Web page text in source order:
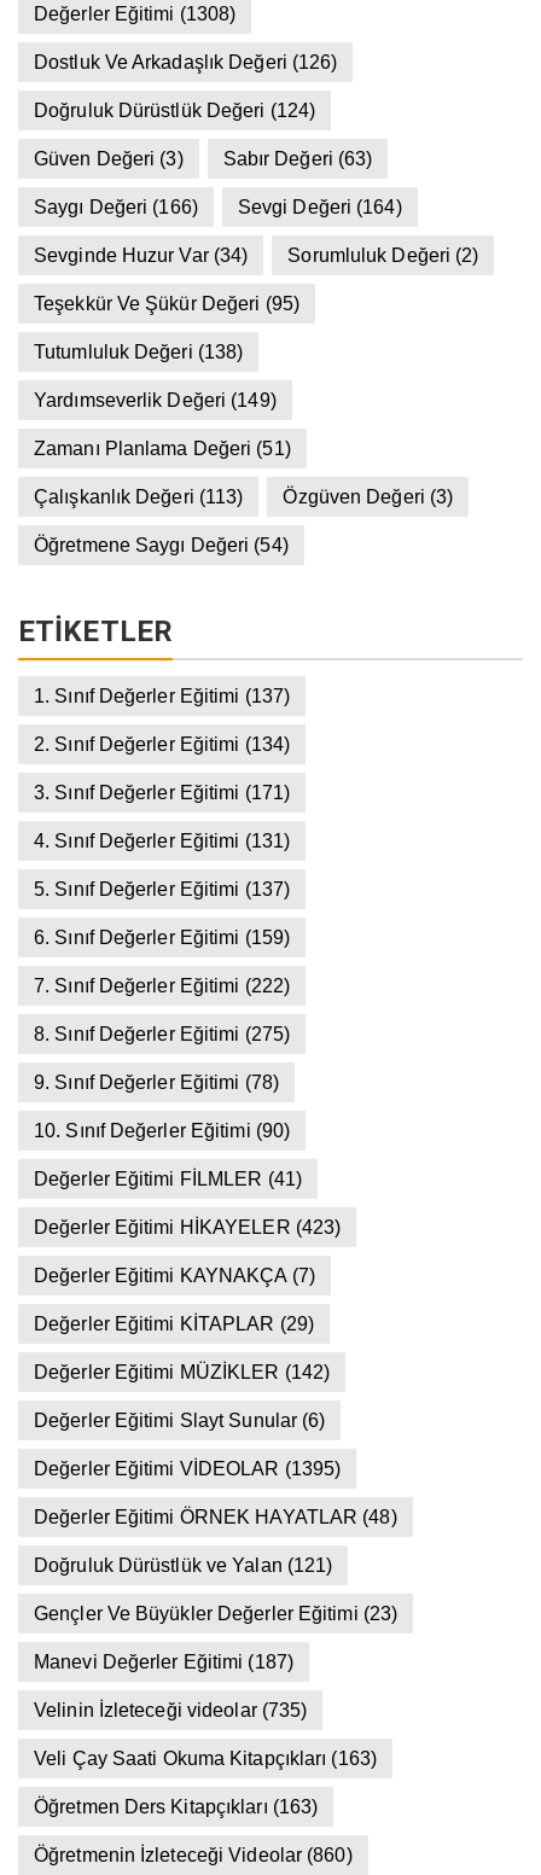
Değerler Eğitimi (1308)
Dostluk Ve Arkadaşlık Değeri (126)
Doğruluk Dürüstlük Değeri (124)
Güven Değeri (3) Sabır Değeri (63)
Saygı Değeri (166) Sevgi Değeri (164)
Sevginde Huzur Var(34) Sorumluluk Değeri (2)
Teşekkür Ve Şükür Değeri (95)
Tutumluluk Değeri (138)
Yardımseverlik Değeri (149)
Zamanı Planlama Değeri (51)
Çalışkanlık Değeri (113) Özgüven Değeri (3)
Öğretmene Saygı Değeri (54)
ETIKETLER
1. Sınıf Değerler Eğitimi (137)
2. Sınıf Değerler Eğitimi (134)
3. Sınıf Değerler Eğitimi (171)
4. Sınıf Değerler Eğitimi (131)
5. Sınıf Değerler Eğitimi (137)
6. Sınıf Değerler Eğitimi (159)
7. Sınıf Değerler Eğitimi (222)
8. Sınıf Değerler Eğitimi (275)
9. Sınıf Değerler Eğitimi (78)
10. Sınıf Değerler Eğitimi (90)
Değerler Eğitimi FİLMLER (41)
Değerler Eğitimi HİKAYELER (423)
Değerler Eğitimi KAYNAKÇA (7)
Değerler Eğitimi KİTAPLAR (29)
Değerler Eğitimi MÜZİKLER (142)
Değerler Eğitimi Slayt Sunular (6)
Değerler Eğitimi VİDEOLAR (1395)
Değerler Eğitimi ÖRNEK HAYATLAR (48)
Doğruluk Dürüstlük ve Yalan (121)
Gençler Ve Büyükler Değerler Eğitimi (23)
Manevi Değerler Eğitimi (187)
Velinin İzleteceği videolar(735)
Veli Çay Saati Okuma Kitapçıkları (163)
Öğretmen Ders Kitapçıkları (163)
Öğretmenin İzleteceği Videolar (860)